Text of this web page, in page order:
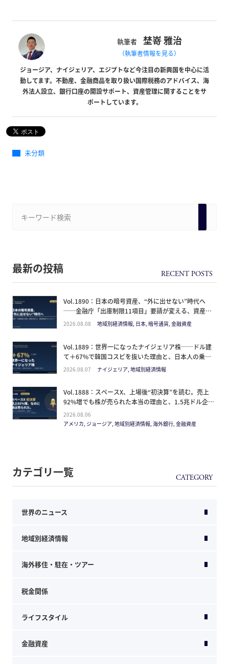
執筆者 埜嵜 雅治
（執筆者情報を見る）
ジョージア、ナイジェリア、エジプトなど今注目の新興国を中心に活
動してます。不動産、金融商品を取り扱い国際税務のアドバイス、海
外法人設立、銀行口座の開設サポート、資産管理に関することをサ
ポートしています。
未分類
最新の投稿
Vol.1890：日本の暗号資産、“外に出せない”時代へ
──金融庁「出庫制限11項目」要請が変える、資産防
衛のタイムライン
2026.08.08 地域別経済情報, 日本, 暗号通貨, 金融資産
Vol.1889：世界一になったナイジェリア株──ドル建
て＋67%で韓国コスピを抜いた理由と、日本人の乗り
方
2026.08.07 ナイジェリア, 地域別経済情報
Vol.1888：スペースX、上場後“初決算”を読む。売上
92%増でも株が売られた本当の理由と、1.5兆ドル企業
の買い方。
2026.08.06
アメリカ, ジョージア, 地域別経済情報, 海外銀行, 金融資産
カテゴリ一覧
世界のニュース
地域別経済情報
海外移住・駐在・ツアー
税金関係
ライフスタイル
金融資産